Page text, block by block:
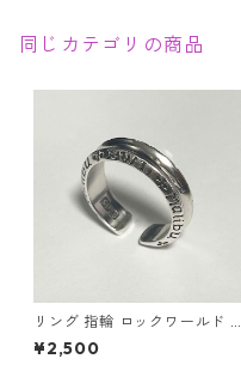
同じカテゴリの商品
リング 指輪 ロックワールド パ
ンク ロック レタリング 鏡面
ユニセックス
¥2,500